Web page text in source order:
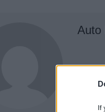
If
Auto